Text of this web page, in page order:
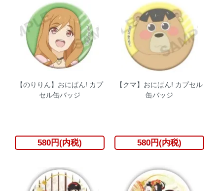
【のりりん】おにぱん! カプ
セル缶バッジ
580円(内税)
【クマ】おにぱん! カプセル
缶バッジ
580円(内税)